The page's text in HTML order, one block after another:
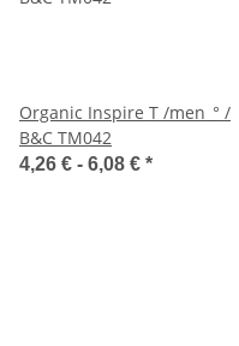
Organic Inspire T /men_° /
B&C TM042
4,26 € - 6,08 € *